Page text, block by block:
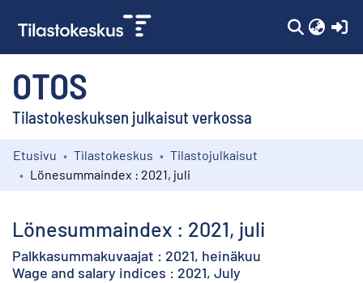
OTOS
Tilastokeskuksen julkaisut verkossa
Kokoelmat
Etusivu Tilastokeskus
Tilastojulkaisut
Lönesummaindex : 2021, juli
Lönesummaindex : 2021, juli
Palkkasummakuvaajat : 2021, heinäkuu
Wage and salary indices : 2021, July